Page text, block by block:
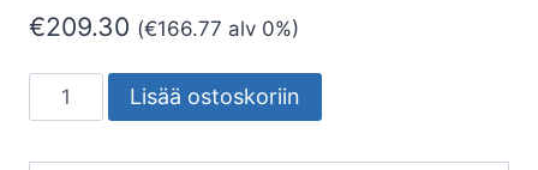
€209.30 (€166.77 alv 0%)
SEINÄVALAISIN
ULKO
Lisää ostoskoriin